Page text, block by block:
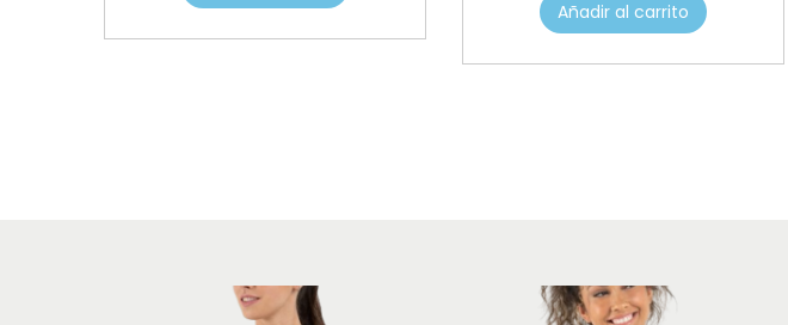
Añadir al carrito